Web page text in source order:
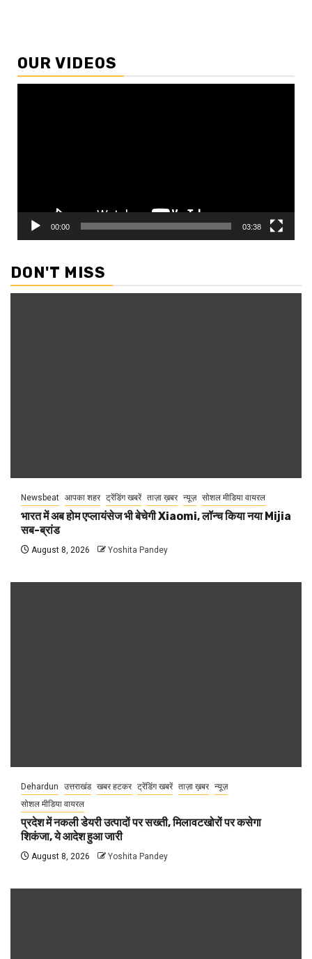
OUR VIDEOS
00:00 03:38
DON'T MISS
Newsbeat आपका शहर ट्रेंडिंग खबरें ताज़ा ख़बर न्यूज़ सोशल मीडिया वायरल
भारत में अब होम एप्लायंसेज भी बेचेगी Xiaomi, लॉन्च किया नया Mijia
सब-ब्रांड
August 8, 2026 Yoshita Pandey
Dehardun उत्तराखंड खबर हटकर ट्रेंडिंग खबरें ताज़ा ख़बर न्यूज़
सोशल मीडिया वायरल
प्रदेश में नकली डेयरी उत्पादों पर सख्ती, मिलावटखोरों पर कसेगा
शिकंजा, ये आदेश हुआ जारी
August 8, 2026 Yoshita Pandey